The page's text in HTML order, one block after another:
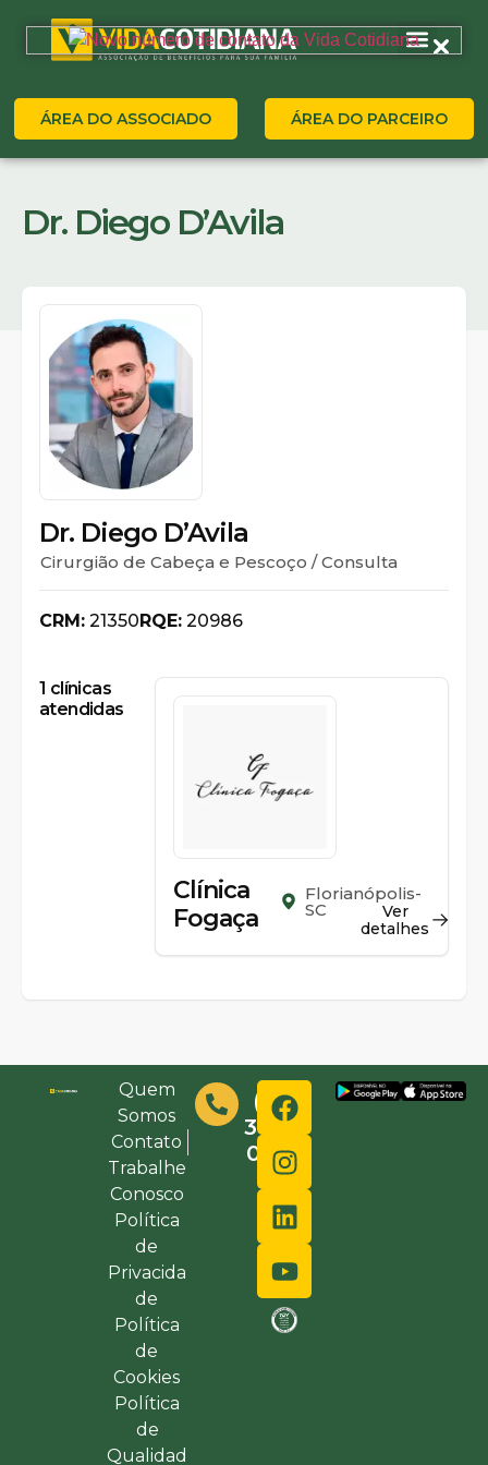
ÁREA DO ASSOCIADO ÁREA DO PARCEIRO
Dr. Diego D’Avila
Dr. Diego D’Avila
Cirurgião de Cabeça e Pescoço / Consulta
CRM: 21350RQE: 20986
1 clínicas
atendidas
Clínica
Fogaça
Florianópolis-
SC
Ver
detalhes
Quem
Somos
Contato
Trabalhe
Conosco
Política
de
Privacida
de
Política
de
Cookies
Política
de
Qualidad
(48)
3632-
0000